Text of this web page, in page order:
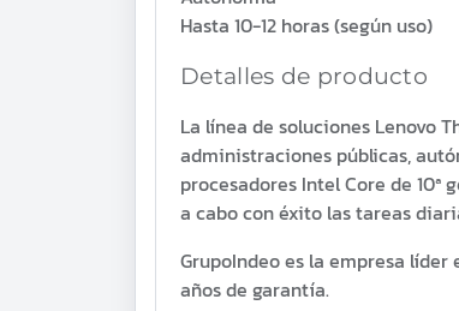
Hasta 10-12 horas (según uso)
Detalles de producto
La línea de soluciones Lenovo
administraciones públicas,
procesadores Intel Core de
a cabo con éxito las tareas
GrupoIndeo es la empresa
años de garantía.